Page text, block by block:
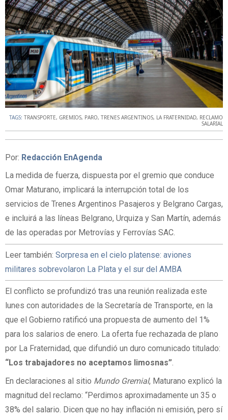
TAGS: TRANSPORTE, GREMIOS, PARO, TRENES ARGENTINOS, LA FRATERNIDAD, RECLAMO
SALARIAL
Por: Redacción EnAgenda
La medida de fuerza, dispuesta por el gremio que conduce
Omar Maturano, implicará la interrupción total de los
servicios de Trenes Argentinos Pasajeros y Belgrano Cargas,
e incluirá a las líneas Belgrano, Urquiza y San Martín, además
de las operadas por Metrovías y Ferrovías SAC.
Leer también: Sorpresa en el cielo platense: aviones
militares sobrevolaron La Plata y el sur del AMBA
El conflicto se profundizó tras una reunión realizada este
lunes con autoridades de la Secretaría de Transporte, en la
que el Gobierno ratificó una propuesta de aumento del 1%
para los salarios de enero. La oferta fue rechazada de plano
por La Fraternidad, que difundió un duro comunicado titulado:
“Los trabajadores no aceptamos limosnas”.
En declaraciones al sitio Mundo Gremial, Maturano explicó la
magnitud del reclamo: “Perdimos aproximadamente un 35 o
38% del salario. Dicen que no hay inflación ni emisión, pero sí